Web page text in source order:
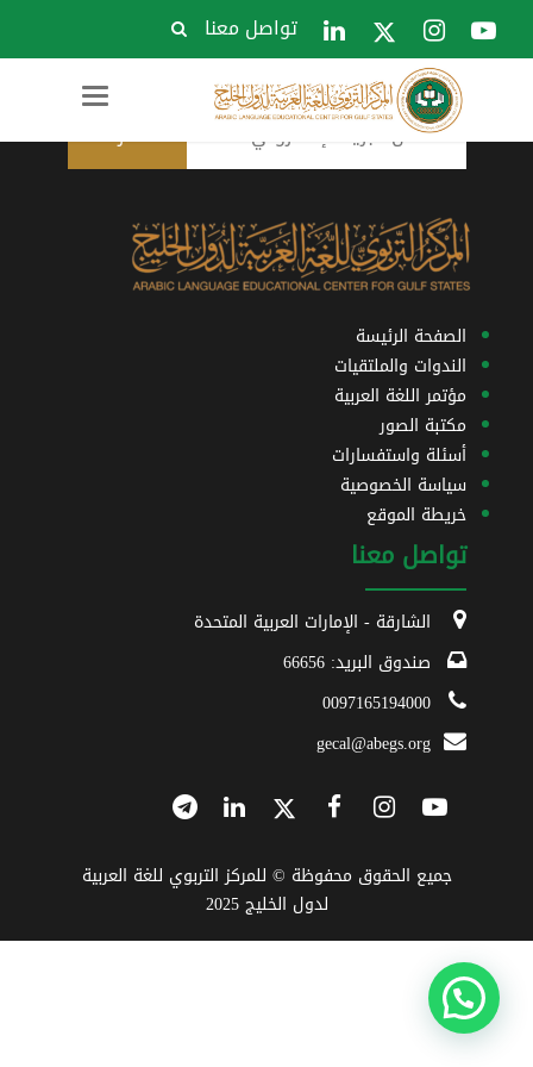
تواصل معنا
Toggle
الاشتراك في النشرة البريدية
تواصل معنا
الشارقة - الإمارات العربية المتحدة
صندوق البريد: 66656
0097165194000
gecal@abegs.org
الصفحة الرئيسة
الندوات والملتقيات
مؤتمر اللغة العربية
مكتبة الصور
أسئلة واستفسارات
سياسة الخصوصية
خريطة الموقع
جميع الحقوق محفوظة © للمركز التربوي للغة العربية
لدول الخليج 2025